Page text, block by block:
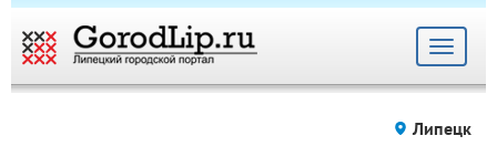
Toggle
Липецк